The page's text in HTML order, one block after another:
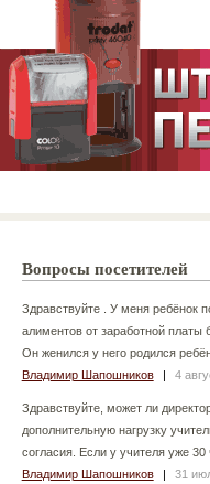
Вопросы посетителей
Здравствуйте . У меня ребёнок
алиментов от заработной платы
Он женился у него родился
Владимир Шапошников
| 4
Здравствуйте, может ли
дополнительную нагрузку
согласия. Если у учителя уже 30
Владимир Шапошников
| 31